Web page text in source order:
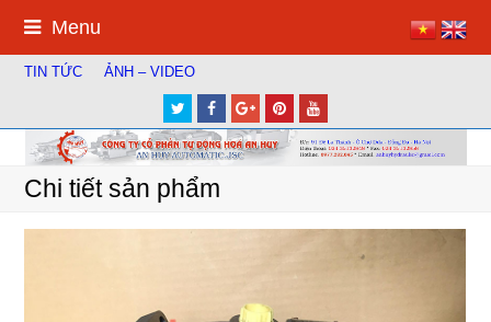
Menu
TIN TỨC ẢNH – VIDEO
TwitterFacebook
Google
Plus
Pinterest
Chi tiết sản phẩm